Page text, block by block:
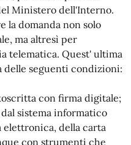
Ministero dell'Interno.
la domanda non solo
ma altresì per
telematica. Quest' ultima
delle seguenti condizioni:
con firma digitale;
sistema informatico
elettronica, della carta
con strumenti che